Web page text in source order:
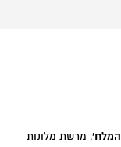
המלח', מרשת מלונות